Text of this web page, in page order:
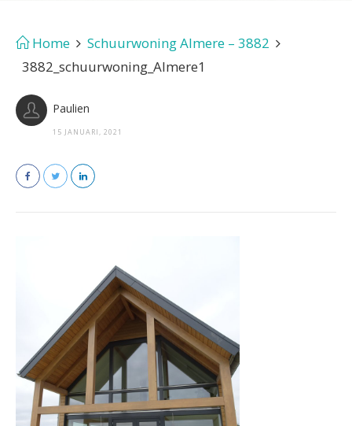
Home
Schuurwoning Almere – 3882
3882_schuurwoning_Almere1
Paulien
15 JANUARI, 2021